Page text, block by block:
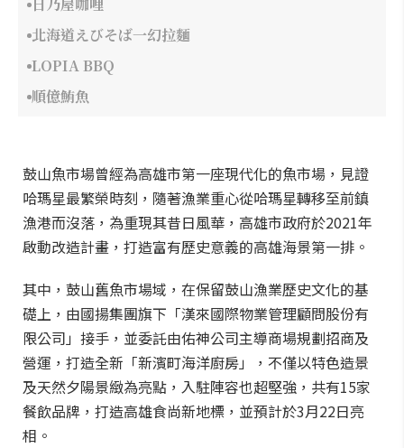
北海道えびそば一幻拉麵
LOPIA BBQ
順億鮪魚
鼓山魚市場曾經為高雄市第一座現代化的魚市場，見證
哈瑪星最繁榮時刻，隨著漁業重心從哈瑪星轉移至前鎮
漁港而沒落，為重現其昔日風華，高雄市政府於2021年
啟動改造計畫，打造富有歷史意義的高雄海景第一排。
其中，鼓山舊魚市場域，在保留鼓山漁業歷史文化的基
礎上，由國揚集團旗下「漢來國際物業管理顧問股份有
限公司」接手，並委託由佑神公司主導商場規劃招商及
營運，打造全新「新濱町海洋廚房」，不僅以特色造景
及天然夕陽景緻為亮點，入駐陣容也超堅強，共有15家
餐飲品牌，打造高雄食尚新地標，並預計於3月22日亮
相。